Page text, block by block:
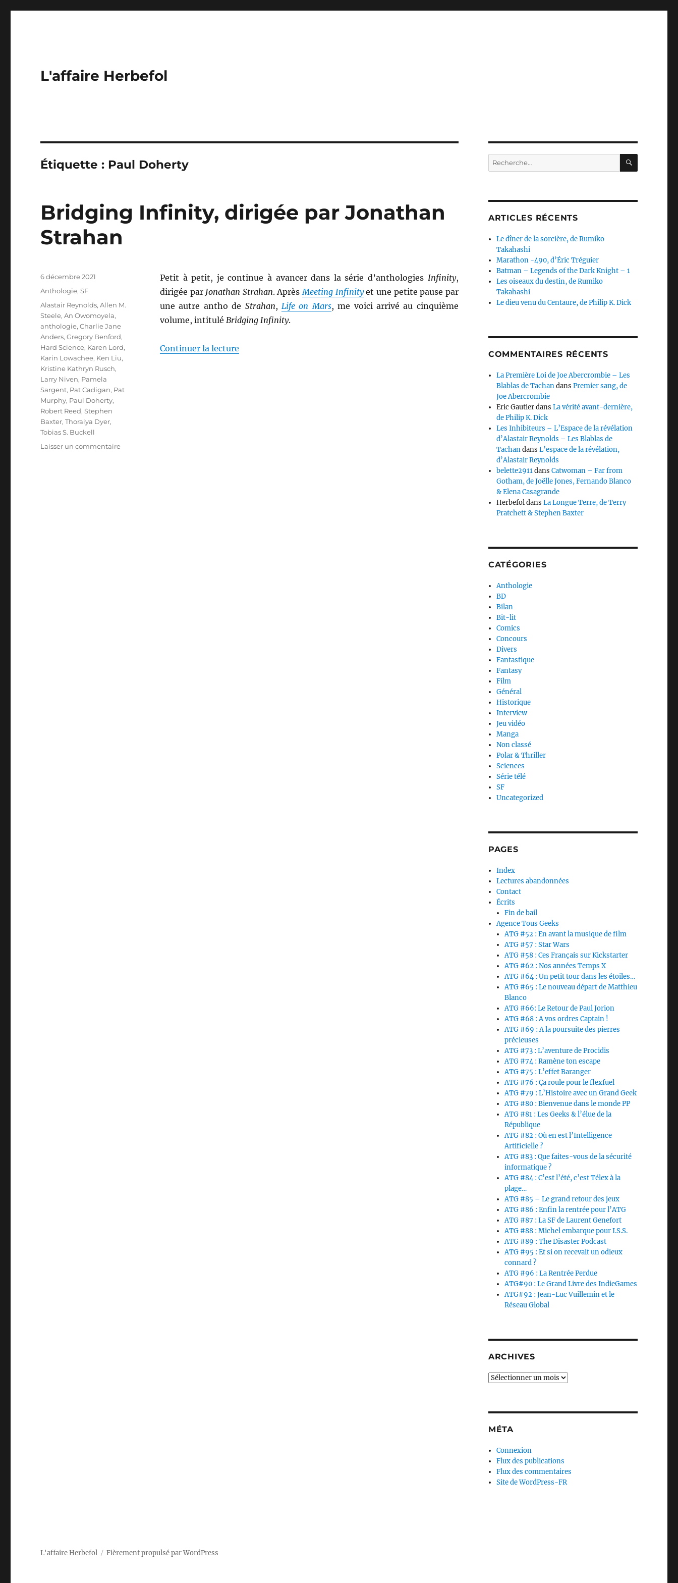
L'affaire Herbefol
Étiquette : Paul Doherty
Bridging Infinity, dirigée par Jonathan
Strahan
Petit à petit, je continue à avancer dans la série d’anthologies Infinity,
dirigée par Jonathan Strahan. AprèsMeeting Infinityet une petite pause par
une autre antho de Strahan, Life on Mars, me voici arrivé au cinquième
volume, intitulé Bridging Infinity.
Continuer la lecturede « Bridging Infinity, dirigée par Jonathan Strahan »
Publié
6 décembre 2021
Catégories
Anthologie,SF
Étiquettes
Alastair Reynolds,Allen M.
Steele,An Owomoyela,
anthologie,Charlie Jane
Anders,Gregory Benford,
Hard Science, Karen Lord,
Karin Lowachee, Ken Liu,
Kristine Kathryn Rusch,
Larry Niven, Pamela
Sargent, Pat Cadigan, Pat
Murphy, Paul Doherty,
Robert Reed,Stephen
Baxter,Thoraiya Dyer,
Tobias S. Buckell
Laisser un commentairesur
Recherche
pour :
ARTICLES RÉCENTS
Le dîner de la sorcière, de Rumiko
Takahashi
Marathon -490, d’Éric Tréguier
Batman – Legends of the Dark Knight – 1
Les oiseaux du destin, de Rumiko
Takahashi
Le dieu venu du Centaure, de Philip K. Dick
COMMENTAIRES RÉCENTS
La Première Loi de Joe Abercrombie – Les
Blablas de TachandansPremier sang, de
Joe Abercrombie
Eric GautierdansLa vérité avant-dernière,
de Philip K. Dick
Les Inhibiteurs – L’Espace de la révélation
d’Alastair Reynolds – Les Blablas de
TachandansL’espace de la révélation,
d’Alastair Reynolds
belette2911dansCatwoman – Far from
Gotham, de Joëlle Jones, Fernando Blanco
& Elena Casagrande
HerbefoldansLa Longue Terre, de Terry
Pratchett & Stephen Baxter
CATÉGORIES
Anthologie
BD
Bilan
Bit-lit
Comics
Concours
Divers
Fantastique
Fantasy
Film
Général
Historique
Interview
Jeu vidéo
Manga
Non classé
Polar & Thriller
Sciences
Série télé
SF
Uncategorized
PAGES
Index
Lectures abandonnées
Contact
Écrits
Fin de bail
Agence Tous Geeks
ATG #52 : En avant la musique de film
ATG #57 : Star Wars
ATG #58 : Ces Français sur Kickstarter
ATG #62 : Nos années Temps X
ATG #64 : Un petit tour dans les étoiles…
ATG #65 : Le nouveau départ de Matthieu
Blanco
ATG #66: Le Retour de Paul Jorion
ATG #68 : A vos ordres Captain !
ATG #69 : A la poursuite des pierres
précieuses
ATG #73 : L’aventure de Procidis
ATG #74 : Ramène ton escape
ATG #75 : L’effet Baranger
ATG #76 : Ça roule pour le flexfuel
ATG #79 : L’Histoire avec un Grand Geek
ATG #80 : Bienvenue dans le monde PP
ATG #81 : Les Geeks & l’élue de la
République
ATG #82 : Où en est l’Intelligence
Artificielle ?
ATG #83 : Que faites-vous de la sécurité
informatique ?
ATG #84 : C’est l’été, c’est Télex à la
plage…
ATG #85 – Le grand retour des jeux
ATG #86 : Enfin la rentrée pour l’ATG
ATG #87 : La SF de Laurent Genefort
ATG #88 : Michel embarque pour I.S.S.
ATG #89 : The Disaster Podcast
ATG #95 : Et si on recevait un odieux
connard ?
ATG #96 : La Rentrée Perdue
ATG#90 : Le Grand Livre des IndieGames
ATG#92 : Jean-Luc Vuillemin et le
Réseau Global
ARCHIVES
Archives
MÉTA
Connexion
Flux des publications
Flux des commentaires
Site de WordPress-FR
L'affaire Herbefol Fièrement propulsé par WordPress